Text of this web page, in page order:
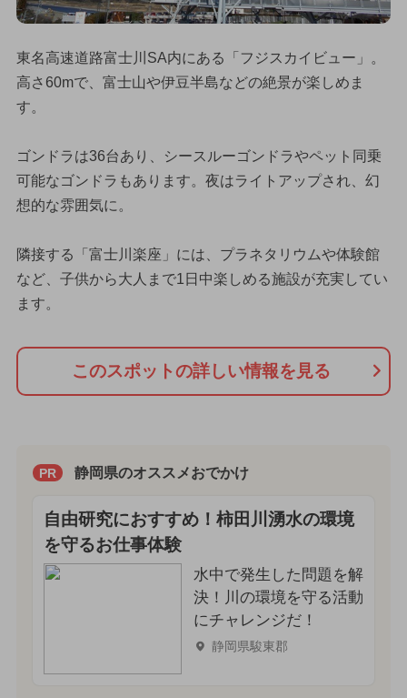
東名高速道路富士川SA内にある「フジスカイビュー」。
高さ60mで、富士山や伊豆半島などの絶景が楽しめま
す。
ゴンドラは36台あり、シースルーゴンドラやペット同乗
可能なゴンドラもあります。夜はライトアップされ、幻
想的な雰囲気に。
隣接する「富士川楽座」には、プラネタリウムや体験館
など、子供から大人まで1日中楽しめる施設が充実してい
ます。
このスポットの詳しい情報を見る
PR 静岡県のオススメおでかけ
自由研究におすすめ！柿田川湧水の環境
を守るお仕事体験
水中で発生した問題を解
決！川の環境を守る活動
にチャレンジだ！
静岡県駿東郡